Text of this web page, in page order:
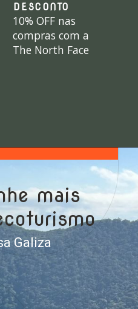
DESCONTO
10% OFF nas
compras com a
The North Face
mais
Galiza